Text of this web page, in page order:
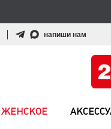
напиши нам
ЖЕНСКОЕ